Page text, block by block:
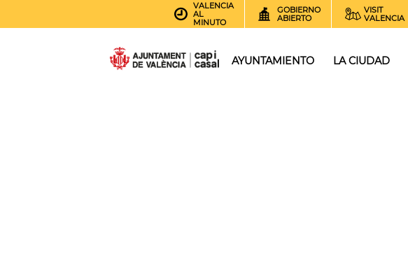
VALENCIA
AL
MINUTO
GOBIERNO
ABIERTO
VISIT
VALENCIA
AYUNTAMIENTO LA CIUDAD